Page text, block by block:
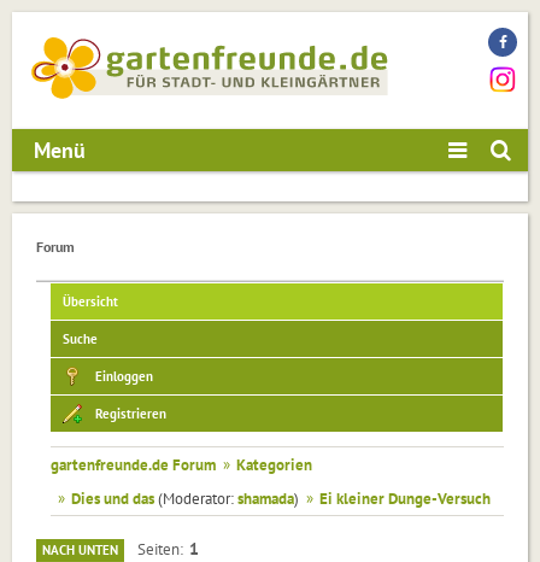
Menü
Forum
Übersicht
Suche
Einloggen
Registrieren
gartenfreunde.de Forum » Kategorien
» Dies und das(Moderator:shamada) » Ei kleiner Dunge-Versuch
NACH UNTEN Seiten 1